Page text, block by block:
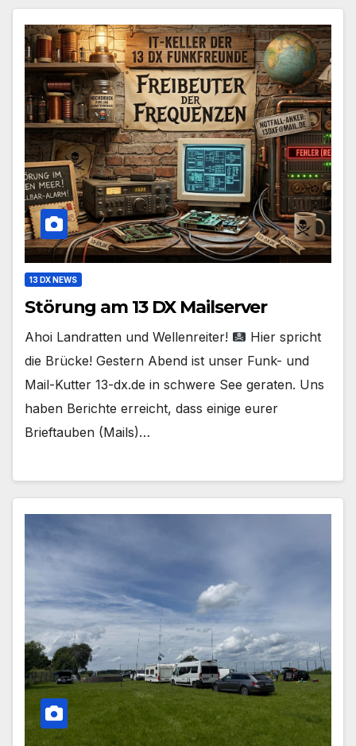
13 DX NEWS
Störung am 13 DX Mailserver
Ahoi Landratten und Wellenreiter!
Hier spricht
die Brücke! Gestern Abend ist unser Funk- und
Mail-Kutter 13-dx.de in schwere See geraten. Uns
haben Berichte erreicht, dass einige eurer
Brieftauben (Mails)…